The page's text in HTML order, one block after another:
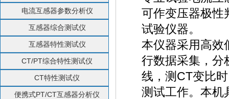
电流互感器参数分析仪
互感器综合测试仪
互感器特性测试仪
CT/PT综合特性测试仪
CT特性测试仪
便携式PT/CT互感器分析仪
可作变压器极性
试验仪器。
本仪器采用高效
行数据采集，分
线，测CT变比
测试工作。本机